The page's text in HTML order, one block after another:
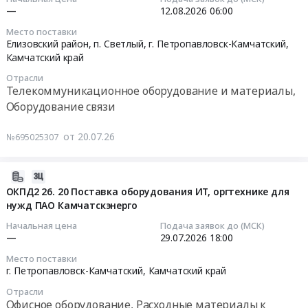
Пожароохранное оборудование, сигнализация,
видеонаблюдение, средства контроля доступа
— 12.08.2026 06:00
Место поставки
Елизовский район, п. Светлый, г. Петропавловск-Камчатский,
Камчатский край
Отрасли
Телекоммуникационное оборудование и материалы,
Оборудование связи
№695025307 от 20.07.26
ОКПД2 26. 20 Поставка оборудования ИТ, оргтехнике для
нужд ПАО Камчатскэнерго
Начальная цена
—
Подача заявок до (МСК)
29.07.2026 18:00
Место поставки
г. Петропавловск-Камчатский, Камчатский край
Отрасли
Офисное оборудование, Расходные материалы к